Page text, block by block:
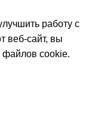
работу с
веб-сайт, вы
файлов cookie.